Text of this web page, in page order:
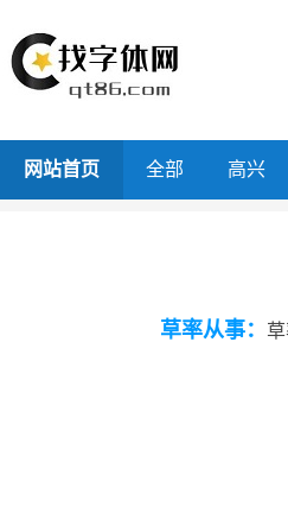
网站首页 全部 高兴
草率从事：